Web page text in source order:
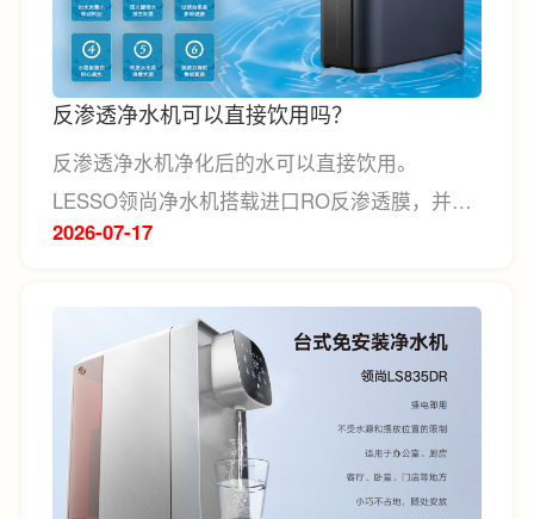
17
2026-07
反渗透净水机可以直接饮用吗？
反渗透净水机净化后的水可以直接饮用。
LESSO领尚净水机搭载进口RO反渗透膜，并采
用多重精细过滤系统，能够有效滤除水中95%以
LED冷光抑菌技术，进一步降低设备内部二次污
染风险，从源头保障家庭饮水安全。